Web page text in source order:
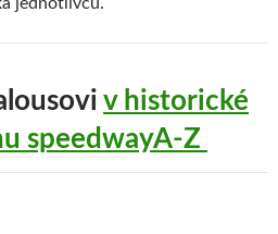
v historické
speedwayA-Z